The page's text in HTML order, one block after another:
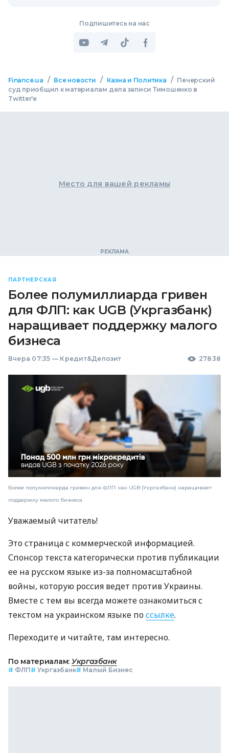
Подпишитесь на нас
Finance.ua / Все новости / Казна и Политика / Печерский
суд приобщил к материалам дела записи Тимошенко в
Twitter'е
Место для вашей рекламы
ПАРТНЕРСКАЯ
Более полумиллиарда гривен
для ФЛП: как UGB (Укргазбанк)
наращивает поддержку малого
бизнеса
Вчера 07:35 — Кредит&Депозит 27838
Более полумиллиарда гривен для ФЛП: как UGB (Укргазбанк) наращивает
поддержку малого бизнеса
Уважаемый читатель!
Это страница с коммерческой информацией.
Спонсор текста категорически против публикации
ее на русском языке из-за полномасштабной
войны, которую россия ведет против Украины.
Вместе с тем вы всегда можете ознакомиться с
текстом на украинском языке поссылке.
Переходите и читайте, там интересно.
По материалам: Укргазбанк
# ФЛП# Укргазбанк# Малый Бизнес